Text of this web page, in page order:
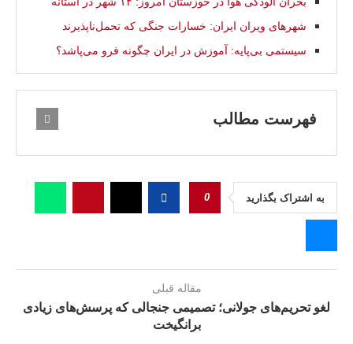
شهرهای ویران ایران: خسارات جنگی که تحمل‌ناپذیرند
سیستمی بی‌پایه: آموزش در ایران چگونه فرو می‌پاشد؟
فهرست مطالب
به اشتراک بگذارید 0
مقاله قبلی
لغو تحریم‌های جولانی؛ تصمیمی جنجالی که پرسش‌های زیادی
برانگیخت